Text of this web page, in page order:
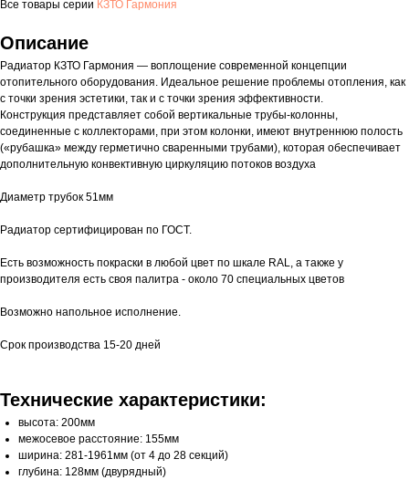
Все товары серии КЗТО Гармония
Описание
Радиатор КЗТО Гармония — воплощение современной концепции
отопительного оборудования. Идеальное решение проблемы отопления, как
с точки зрения эстетики, так и с точки зрения эффективности.
Конструкция представляет собой вертикальные трубы-колонны,
соединенные с коллекторами, при этом колонки, имеют внутреннюю полость
(«рубашка» между герметично сваренными трубами), которая обеспечивает
дополнительную конвективную циркуляцию потоков воздуха
Диаметр трубок 51мм
Радиатор сертифицирован по ГОСТ.
Есть возможность покраски в любой цвет по шкале RAL, а также у
производителя есть своя палитра - около 70 специальных цветов
Возможно напольное исполнение.
Срок производства 15-20 дней
Технические характеристики:
высота: 200мм
межосевое расстояние: 155мм
ширина: 281-1961мм (от 4 до 28 секций)
глубина: 128мм (двурядный)